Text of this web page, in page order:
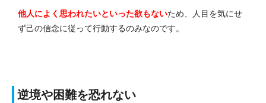
他人によく思われたいといった欲もないため、人目を気にせ
ず己の信念に従って行動するのみなのです。
逆境や困難を恐れない